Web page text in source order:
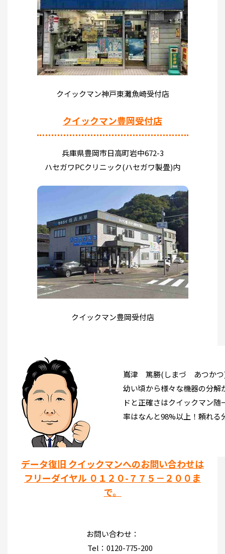
クイックマン神戸東灘魚崎受付店
クイックマン豊岡受付店
兵庫県豊岡市日高町岩中672-3
ハセガワPCクリニック(ハセガワ製畳)内
クイックマン豊岡受付店
嶌津 篤勝(しまづ あつか
幼い頃から様々な機器の分解
ドと正確さはクイックマン
率はなんと98%以上！頼れる
データ復旧 クイックマンへのお問い合わせは
フリーダイヤル ０１２０-７７５－２００ま
で。
お問い合わせ：
Tel：0120-775-200